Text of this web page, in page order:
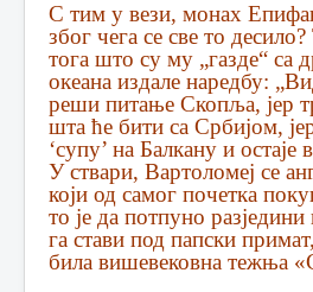
С тим у вези, монах
због чега се све то
тога што су му „газде“ са
океана издале наредбу:
реши питање Скопља, јер
шта ће бити са Србијом,
‘супу’ на Балкану и остаје
У ствари, Вартоломеј се
који од самог почетка
то је да потпуно
га стави под папски
била вишевековна тежња